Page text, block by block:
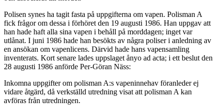
Polisen synes ha tagit fasta på uppgifterna om vapen. Polisman A
fick frågor om dessa i förhöret den 19 augusti 1986. Han uppgav att
han hade haft alla sina vapen i behåll på morddagen; inget var
utlånat. I juni 1986 hade han besökts av några poliser i anledning av
en ansökan om vapenlicens. Därvid hade hans vapensamling
inventerats. Kort senare lades uppslaget ånyo ad acta; i ett beslut den
28 augusti 1986 anförde Per-Göran Näss:
Inkomna uppgifter om polisman A:s vapeninnehav föranleder ej
vidare åtgärd, då verkställd utredning visat att polisman A kan
avföras från utredningen.